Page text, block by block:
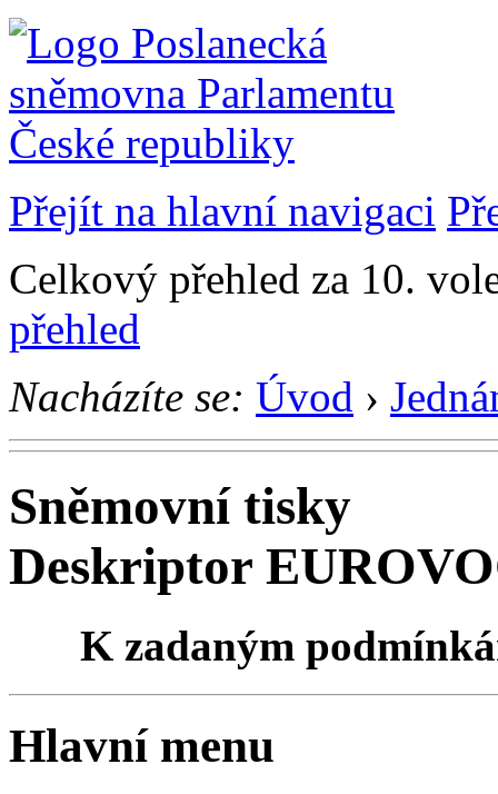
Přejít na hlavní navigaci
Celkový přehled za 10.
přehled
Nacházíte se: Úvod ›
Sněmovní tisky
Deskriptor
K zadaným
Hlavní menu